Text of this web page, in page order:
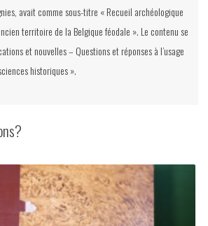
avait comme sous-titre « Recueil archéologique
territoire de la Belgique féodale ». Le contenu se
et nouvelles – Questions et réponses à l’usage
historiques ».